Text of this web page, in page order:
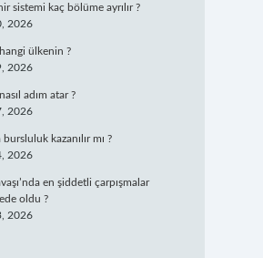
sistemi kaç bölüme ayrılır ?
2026
ülkenin ?
2026
adım atar ?
2026
kazanılır mı ?
2026
en şiddetli çarpışmalar
oldu ?
2026